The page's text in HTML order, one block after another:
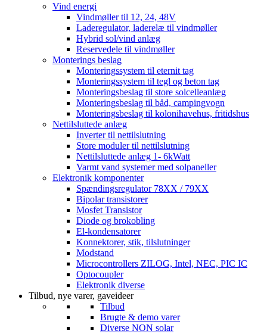
Vind energi
Vindmøller til 12, 24, 48V
Laderegulator, laderelæ til vindmøller
Hybrid sol/vind anlæg
Reservedele til vindmøller
Monterings beslag
Monteringssystem til eternit tag
Monteringssystem til tegl og beton tag
Monteringsbeslag til store solcelleanlæg
Monteringsbeslag til båd, campingvogn
Monteringsbeslag til kolonihavehus, fritidshus
Nettilsluttede anlæg
Inverter til nettilslutning
Store moduler til nettilslutning
Nettilsluttede anlæg 1- 6kWatt
Varmt vand systemer med solpaneller
Elektronik komponenter
Spændingsregulator 78XX / 79XX
Bipolar transistorer
Mosfet Transistor
Diode og brokobling
El-kondensatorer
Konnektorer, stik, tilslutninger
Modstand
Microcontrollers ZILOG, Intel, NEC, PIC IC
Optocoupler
Elektronik diverse
Tilbud, nye varer, gaveideer
Tilbud
Brugte & demo varer
Diverse NON solar